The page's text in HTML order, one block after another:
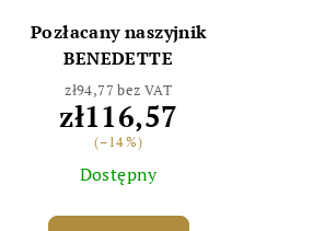
Pozłacany naszyjnik
BENEDETTE
zł94,77 bez VAT
zł116,57
(–14 %)
Dostępny